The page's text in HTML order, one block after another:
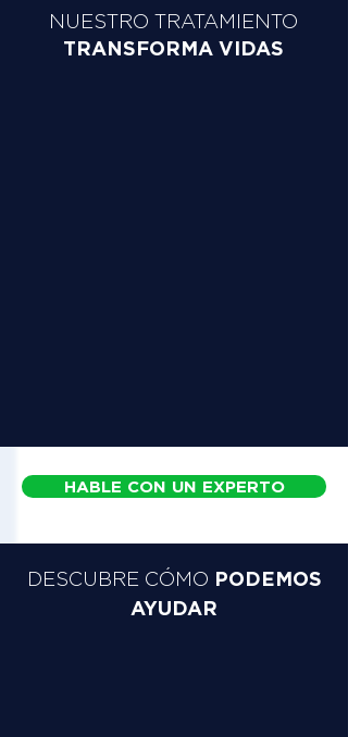
NUESTRO TRATAMIENTO
TRANSFORMA VIDAS
HABLE CON UN EXPERTO
DESCUBRE CÓMO PODEMOS
AYUDAR